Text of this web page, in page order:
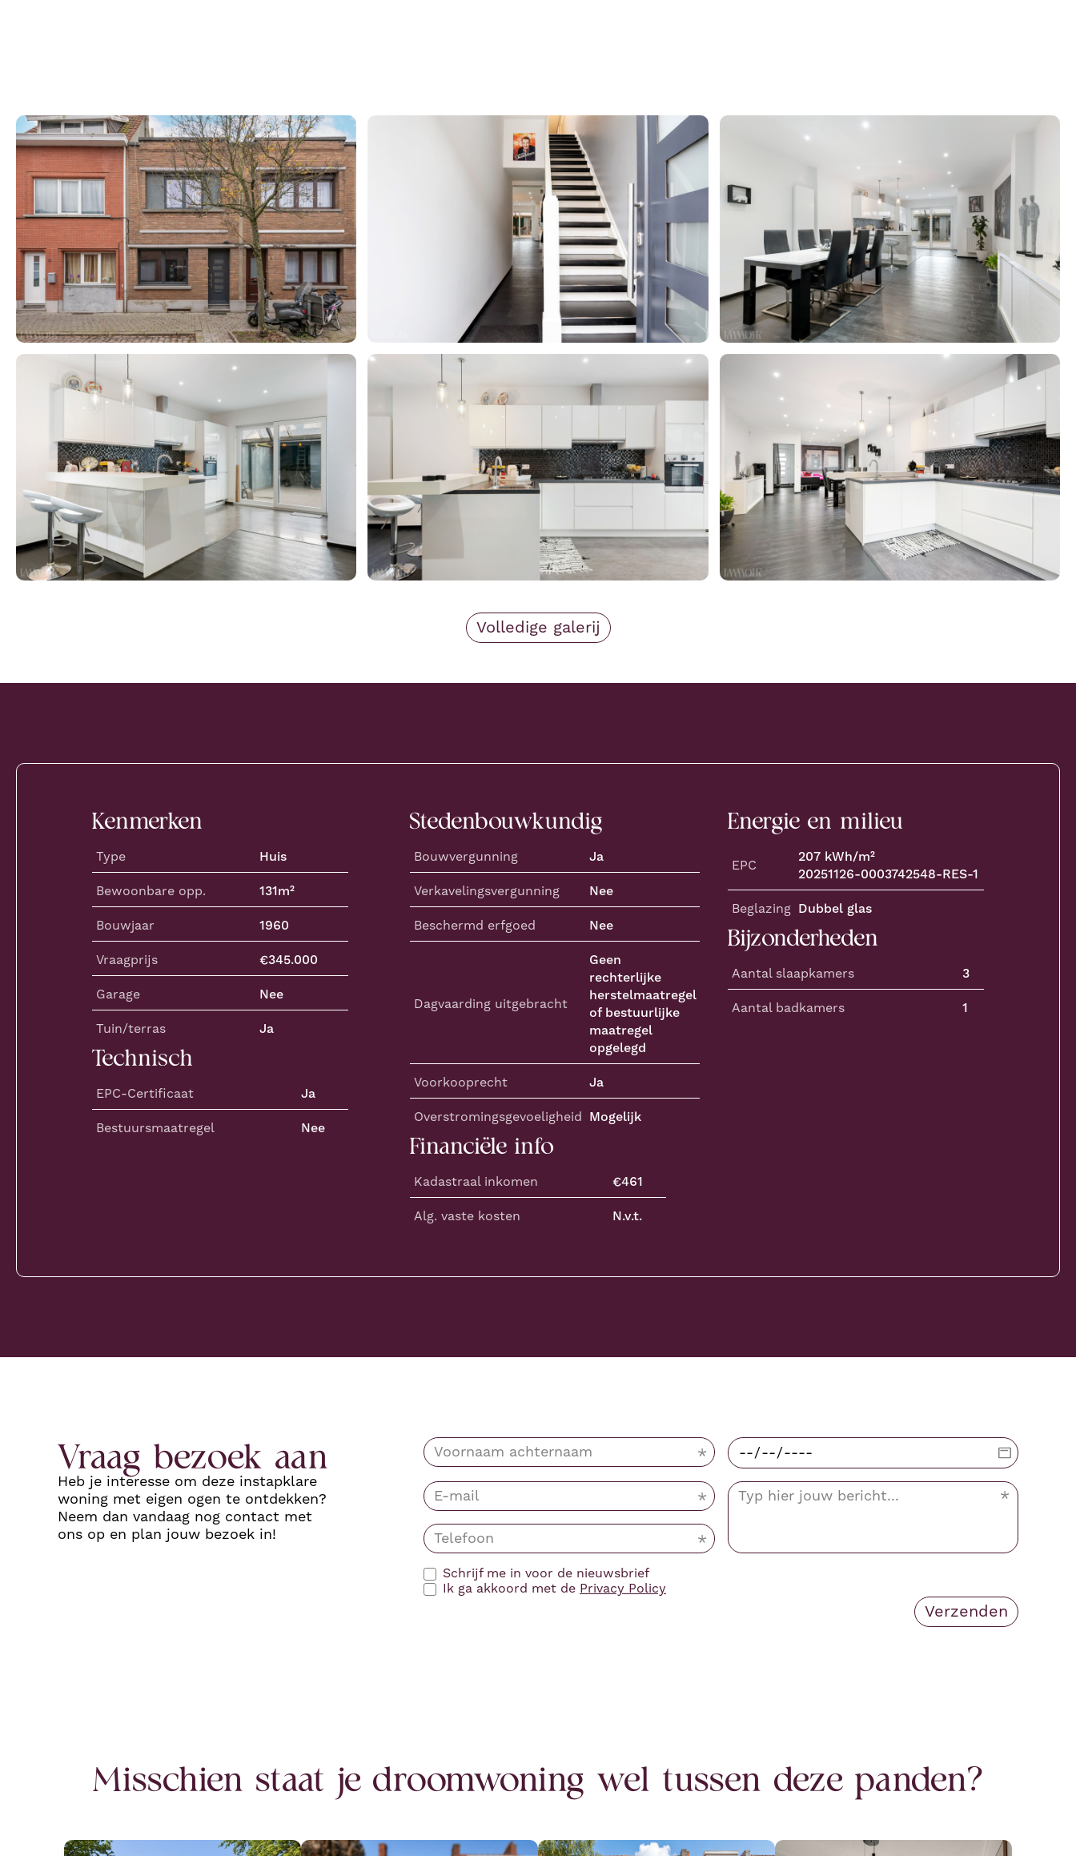
Volledige galerij
Kenmerken
Type Huis
Bewoonbare opp. 131m²
Bouwjaar 1960
Vraagprijs €345.000
Garage Nee
Tuin/terras Ja
Technisch
EPC-Certificaat Ja
Bestuursmaatregel Nee
Stedenbouwkundig
Bouwvergunning Ja
Verkavelingsvergunning Nee
Beschermd erfgoed Nee
Dagvaardinguitgebracht
Geen
rechterlijke
herstelmaatregel
of bestuurlijke
maatregel
opgelegd
Voorkooprecht Ja
Overstromingsgevoeligheid Mogelijk
Financiële info
Kadastraal inkomen €461
Alg. vaste kosten N.v.t.
Energie en milieu
EPC
207kWh/m²
20251126-0003742548-RES-1
Beglazing Dubbel glas
Bijzonderheden
Aantal slaapkamers 3
Aantal badkamers 1
Vraag bezoek aan
Heb je interesse om deze instapklare
woning met eigen ogen te ontdekken?
Neem dan vandaag nog contact met
ons op en plan jouw bezoek in!
Schrijf me in voor de nieuwsbrief
Ik ga akkoord met de Privacy Policy
Misschien staat je droomwoning wel tussen deze panden?